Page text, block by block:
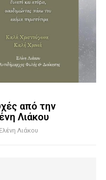
από την
Λιάκου